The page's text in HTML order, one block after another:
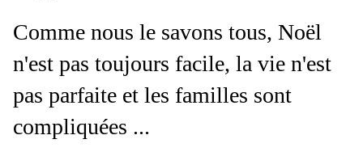
Comme nous le savons tous, Noël
n'est pas toujours facile, la vie n'est
pas parfaite et les familles sont
compliquées ...